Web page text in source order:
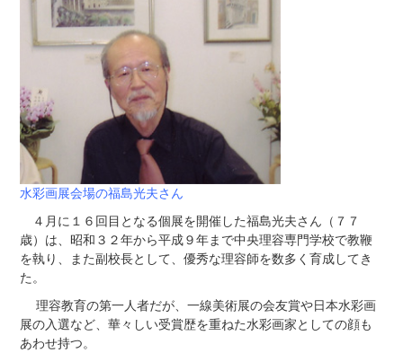
水彩画展会場の福島光夫さん
４月に１６回目となる個展を開催した福島光夫さん（７７
歳）は、昭和３２年から平成９年まで中央理容専門学校で教鞭
を執り、また副校長として、優秀な理容師を数多く育成してき
た。
理容教育の第一人者だが、一線美術展の会友賞や日本水彩画
展の入選など、華々しい受賞歴を重ねた水彩画家としての顔も
あわせ持つ。